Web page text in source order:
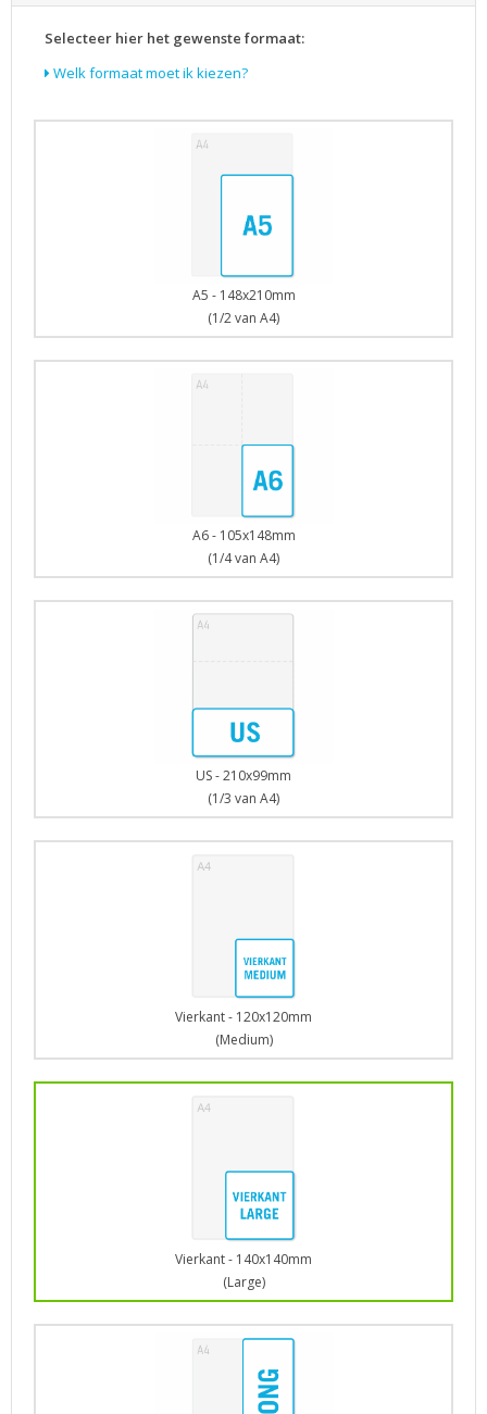
Selecteer hier het gewenste formaat:
Welk formaat moet ik kiezen?
A5 - 148x210mm
(1/2 van A4)
A6 - 105x148mm
(1/4 van A4)
US - 210x99mm
(1/3 van A4)
Vierkant - 120x120mm
(Medium)
Vierkant - 140x140mm
(Large)